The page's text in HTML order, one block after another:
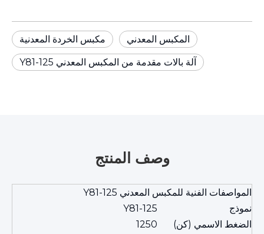
مكبس الخردة المعدنية المكبس المعدني
آلة بالات مقدمة من المكبس المعدني Y81-125
وصف المنتج
المواصفات الفنية للمكبس المعدني Y81-125
نموذج
Y81-125
الضغط الاسمي (كن)
1250